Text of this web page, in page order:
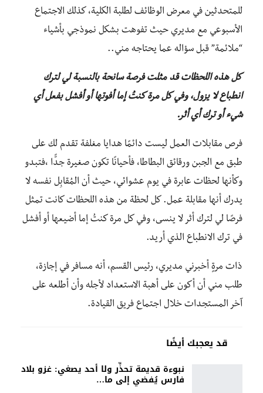
للمتحدثين في معرض الوظائف لطلبة الكلية، كذلك الاجتماع
الأسبوعي مع مديري حيث تفوهت بشكل نموذجي بأشياء
“ملائمة” قبل سؤاله عما يحتاجه مني..
كل هذه اللحظات قد مثلت فرصة سانحة بالنسبة لي لترك
انطباع لا يزول، وفي كل مرة كنتُ إما أفوتها أو أفشل بفعل أي
شيء أو ترك أي أثر.
فرص مقابلات العمل ليست دائمًا هدايا مغلفة تقدم لك على
طبق مع الجبن ورقائق البطاطا، فأحيانًا تكون صغيرة جدًّا ،فتبدو
وكأنها لحظات عابرة في يوم عشوائي، حيث أن المُقابِل نفسه لا
يدرك أنها مقابلة عمل. كل لحظة من هذه اللحظات كانت تمثل
فرصًا لي لترك أثر لا ينسى، وفي كل مرة كنتُ إما أضيعها أو أفشل
في ترك الانطباع الذي أريد.
ذات مرةٍ أخبرني مديري، رئيس القسم، أنه مسافر في إجازة،
طلب مني أن أكون على أهبة الاستعداد لأجله وأن أطلعه على
آخر المستجدات خلال اجتماع فريق القيادة.
قد يعجبك أيضًا
نبوءة قديمة تحذِّر ولا أحد يصغي: غزو بلاد
فارس يُفضي إلى ما…